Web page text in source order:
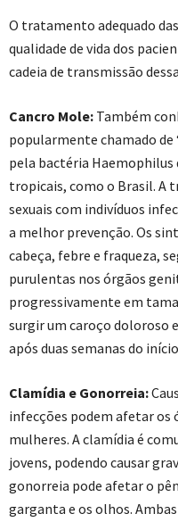
O tratamento adequado
qualidade de vida dos
cadeia de transmissão
Cancro Mole: Também
popularmente chamado de
pela bactéria Haemophilus
tropicais, como o Brasil. A
sexuais com indivíduos
a melhor prevenção. Os
cabeça, febre e fraqueza,
purulentas nos órgãos
progressivamente em
surgir um caroço doloroso
após duas semanas do
Clamídia e Gonorreia:
infecções podem afetar os
mulheres. A clamídia é
jovens, podendo causar
gonorreia pode afetar o
garganta e os olhos.